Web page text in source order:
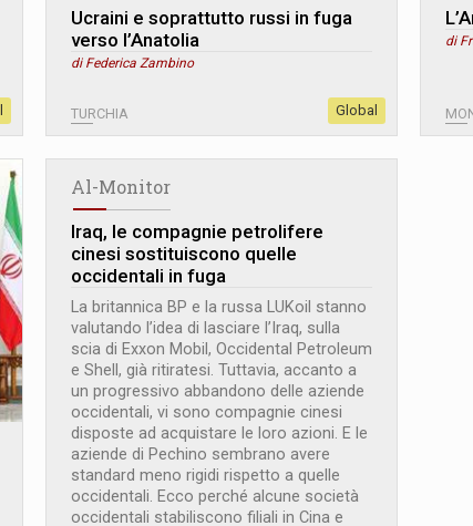
Ucraini e soprattutto russi in fuga
verso l’Anatolia
di Federica Zambino
TURCHIA Global
di
Al-Monitor
Iraq, le compagnie petrolifere
cinesi sostituiscono quelle
occidentali in fuga
La britannica BP e la russa LUKoil stanno
valutando l’idea di lasciare l’Iraq, sulla
scia di Exxon Mobil, Occidental Petroleum
e Shell, già ritiratesi. Tuttavia, accanto a
un progressivo abbandono delle aziende
occidentali, vi sono compagnie cinesi
disposte ad acquistare le loro azioni. E le
aziende di Pechino sembrano avere
standard meno rigidi rispetto a quelle
occidentali. Ecco perché alcune società
occidentali stabiliscono filiali in Cina e